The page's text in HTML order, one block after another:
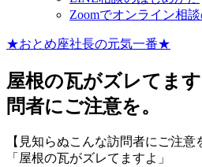
Zoomでオンライン相
★おとめ座社長の元気一番★
屋根の瓦がズレてま
問者にご注意を。
【見知らぬこんな訪問者にご注意
「屋根の瓦がズレてますよ」